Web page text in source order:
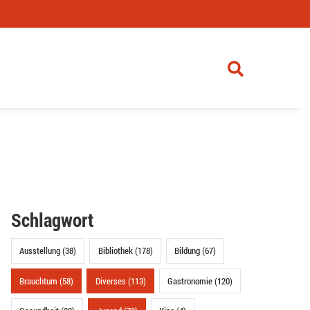
Schlagwort
Ausstellung (38) Bibliothek (178) Bildung (67)
Brauchtum (58) Diverses (113) Gastronomie (120)